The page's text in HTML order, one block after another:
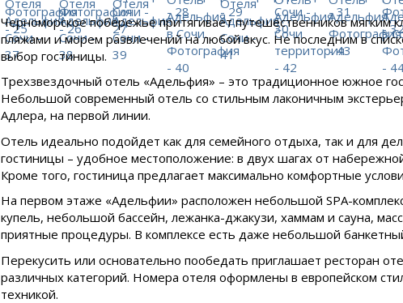
Черноморское побережье притягивает путешественников
пляжами и морем развлечений на любой вкус. Не последним в
выбор гостиницы.
Трехзвездочный отель «Адельфия» – это традиционное южное
Небольшой современный отель со стильным лаконичным
Адлера, на первой линии.
Отель идеально подойдет как для семейного отдыха, так и для
гостиницы – удобное местоположение: в двух шагах от
Кроме того, гостиница предлагает максимально комфортные
На первом этаже «Адельфии» расположен небольшой SPA-
купель, небольшой бассейн, лежанка-джакузи, хаммам и сауна,
приятные процедуры. В комплексе есть даже небольшой
Перекусить или основательно пообедать приглашает ресторан
различных категорий. Номера отеля оформлены в европейском
техникой.